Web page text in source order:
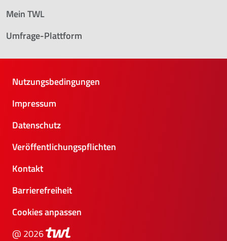
Mein TWL
Umfrage-Plattform
Nutzungsbedingungen
Impressum
Datenschutz
Veröffentlichungspflichten
Kontakt
Barrierefreiheit
Cookies anpassen
@ 2026